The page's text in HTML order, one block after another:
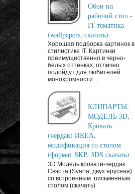
Обои на
рабочий стол -
IT тематика
(wallpapers, скачать)
Хорошая подборка картинок в
стилистике IT. Картинки
преимущественно в черно-
белых оттенках, отлично
подойдут для любителей
монохромности ...
КЛИПАРТЫ:
МОДЕЛЬ 3D,
Кровать
(чердак) ИКЕА,
модификация со столом
(формат SKP, 3DS скачать)
3D Модель кровати-чердак
Свэрта (Svarta, двух ярусная)
со встроенным письменным
столом (скачать)